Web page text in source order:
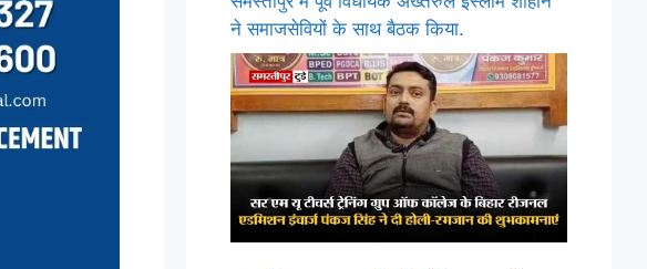
ने समाजसेवियों के साथ बैठक किया.